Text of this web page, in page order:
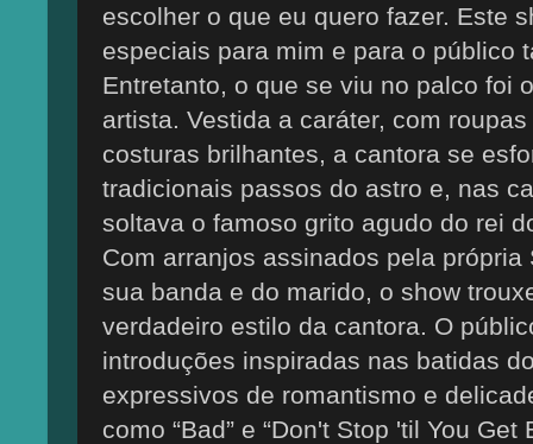
escolher o que eu quero fazer. Este
especiais para mim e para o público
Entretanto, o que se viu no palco foi
artista. Vestida a caráter, com
costuras brilhantes, a cantora se
tradicionais passos do astro e, nas
soltava o famoso grito agudo do rei
Com arranjos assinados pela
sua banda e do marido, o show
verdadeiro estilo da cantora. O
introduções inspiradas nas batidas
expressivos de romantismo e
como “Bad” e “Don't Stop 'til You